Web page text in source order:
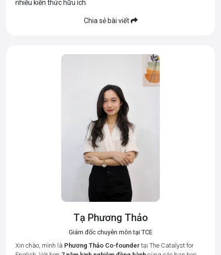
nhiều kiến thức hữu ích.
Chia sẻ bài viết
Tạ Phương Thảo
Giám đốc chuyên môn tại TCE
Xin chào, mình là Phương Thảo Co-foundertại The Catalyst for